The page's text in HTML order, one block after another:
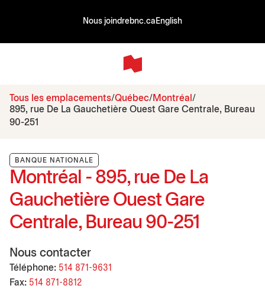
Nous joindrebnc.ca English
Tous les emplacements Québec
Montréal
895, rue De La Gauchetière Ouest Gare Centrale, Bureau
90-251
BANQUE NATIONALE
Montréal - 895, rue De La
Gauchetière Ouest Gare
Centrale, Bureau 90-251
Nous contacter
Téléphone: 514 871-9631
Fax: 514 871-8812